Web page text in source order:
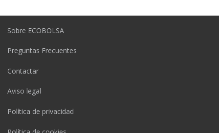
Sobre ECOBOLSA
Preguntas Frecuentes
Contactar
Aviso legal
Política de privacidad